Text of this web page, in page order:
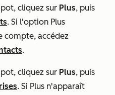
cliquez sur Plus, puis
. Si l'option Plus
compte, accédez
.
cliquez sur Plus, puis
. Si Plus n'apparaît